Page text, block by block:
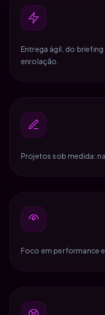
Entrega ágil, do
enrolação.
Projetos sob medida:
Foco em performance